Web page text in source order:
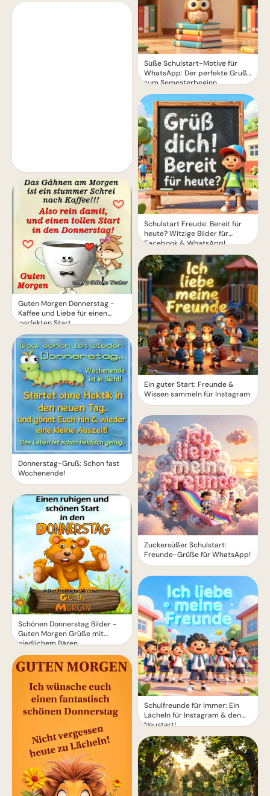
Guten Morgen Donnerstag -
Kaffee und Liebe für einen
perfekten Start
Donnerstag-Gruß: Schon fast
Wochenende!
Schönen Donnerstag Bilder -
Guten Morgen Grüße mit
niedlichem Bären
Süße Schulstart-Motive für
WhatsApp: Der perfekte Gruß
zum Semesterbeginn
Schulstart Freude: Bereit für
heute? Witzige Bilder für
Facebook & WhatsApp!
Ein guter Start: Freunde &
Wissen sammeln für Instagram
Zuckersüßer Schulstart:
Freunde-Grüße für WhatsApp!
Schulfreunde für immer: Ein
Lächeln für Instagram & den
Neustart!